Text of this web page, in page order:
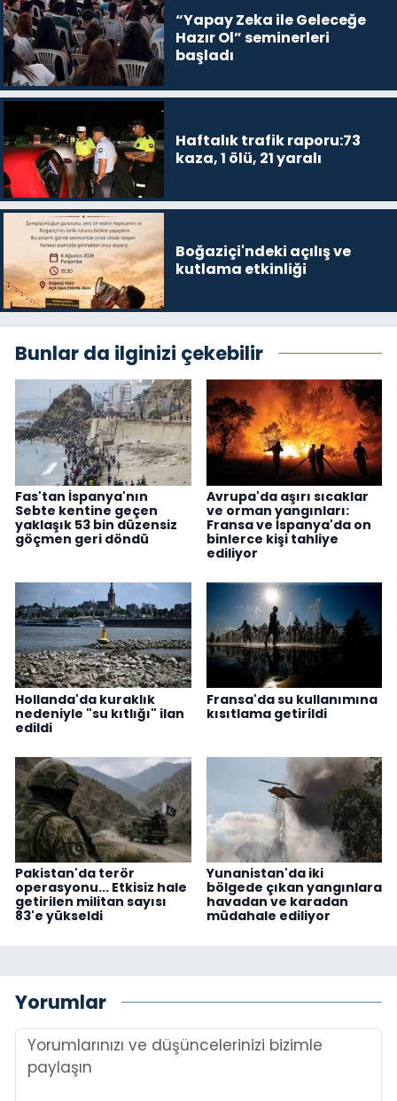
“Yapay Zeka ile Geleceğe
Hazır Ol” seminerleri
başladı
Haftalık trafik raporu:73
kaza, 1 ölü, 21 yaralı
Boğaziçi'ndeki açılış ve
kutlama etkinliği
Bunlar da ilginizi çekebilir
Fas'tan İspanya'nın
Sebte kentine geçen
yaklaşık 53 bin düzensiz
göçmen geri döndü
Avrupa'da aşırı sıcaklar
ve orman yangınları:
Fransa ve İspanya'da on
binlerce kişi tahliye
ediliyor
Hollanda'da kuraklık
nedeniyle "su kıtlığı" ilan
edildi
Fransa'da su kullanımına
kısıtlama getirildi
Pakistan'da terör
operasyonu... Etkisiz hale
getirilen militan sayısı
83'e yükseldi
Yunanistan'da iki
bölgede çıkan yangınlara
havadan ve karadan
müdahale ediliyor
Yorumlar